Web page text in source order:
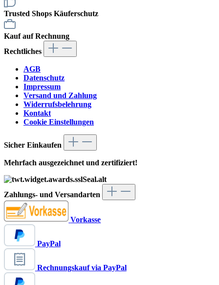
Trusted Shops Käuferschutz
Kauf auf Rechnung
Rechtliches
AGB
Datenschutz
Impressum
Versand und Zahlung
Widerrufsbelehrung
Kontakt
Cookie Einstellungen
Sicher Einkaufen
Mehrfach ausgezeichnet und zertifiziert!
Zahlungs- und Versandarten
Vorkasse
PayPal
Rechnungskauf via PayPal